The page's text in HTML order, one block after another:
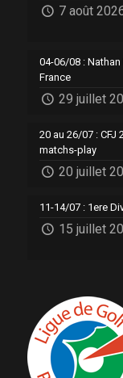
7 août
04-06/08 :
France
29 juillet
20 au 26/07 : CFJ
matchs-play
20 juillet
11-14/07 : 1ere
15 juillet